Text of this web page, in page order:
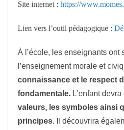
Site internet : https://
Lien vers l’outil pédagogique :
À l’école, les enseignants
l’enseignement morale et
connaissance et le respect
fondamentale. L’enfant devra
valeurs, les symboles ainsi
principes. Il découvrira